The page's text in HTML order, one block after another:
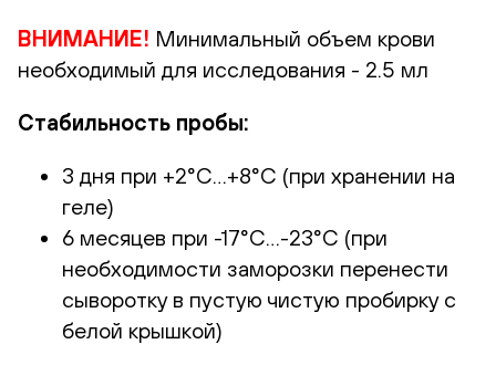
ВНИМАНИЕ! Минимальный объем крови
необходимый для исследования - 2.5 мл
Стабильность пробы:
3 дня при +2°С…+8°С (при хранении на
геле)
6 месяцев при -17°С…-23°С (при
необходимости заморозки перенести
сыворотку в пустую чистую пробирку с
белой крышкой)